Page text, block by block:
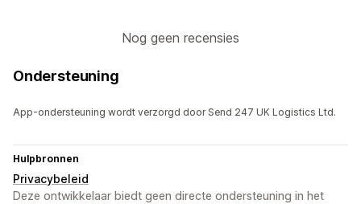
Nog geen recensies
Ondersteuning
App-ondersteuning wordt verzorgd door Send 247 UK Logistics Ltd.
Hulpbronnen
Privacybeleid
Deze ontwikkelaar biedt geen directe ondersteuning in het